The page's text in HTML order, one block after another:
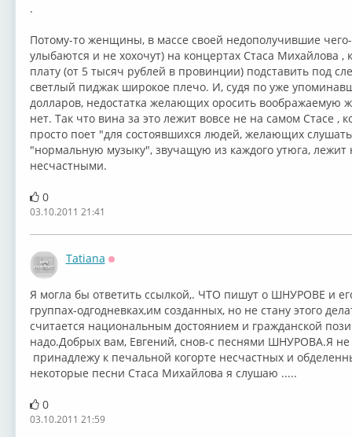
.
Потому-то женщины, в массе своей недополучившие
улыбаются и не хохочут) на концертах Стаса Михайлова ,
плату (от 5 тысяч рублей в провинции) подставить под
светлый пиджак широкое плечо. И, судя по уже
долларов, недостатка желающих оросить воображаемую
нет. Так что вина за это лежит вовсе не на самом Стасе ,
просто поет "для состоявшихся людей, желающих
"нормальную музыку", звучащую из каждого утюга, лежит
несчастными.
0
03.10.2011 21:41
Tatiana
Я могла бы ответить ссылкой,. ЧТО пишут о ШНУРОВЕ и
группах-одгодневках,им созданных, но не стану этого
считается национальным достоянием и гражданской
надо.Добрых вам, Евгений, снов-с песнями ШНУРОВА.Я
принадлежу к печальной когорте несчастных и
некоторые песни Стаса Михайлова я слушаю .....
0
03.10.2011 21:59